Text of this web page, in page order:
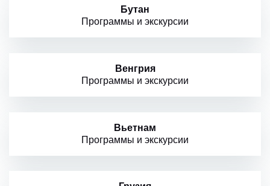
Бутан
Программы и экскурсии
Венгрия
Программы и экскурсии
Вьетнам
Программы и экскурсии